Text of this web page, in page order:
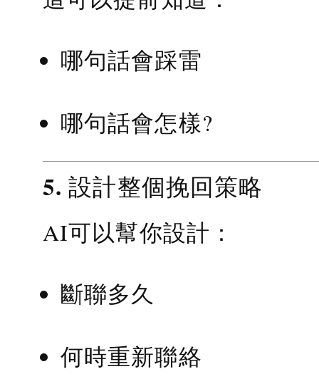
哪句話會踩雷
哪句話會怎樣?
5. 設計整個挽回策略
AI可以幫你設計：
斷聯多久
何時重新聯絡